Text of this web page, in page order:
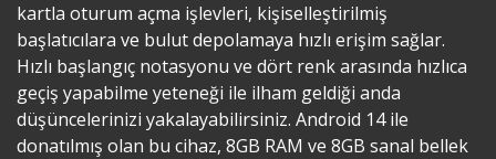
kartla oturum açma işlevleri, kişiselleştirilmiş
başlatıcılara ve bulut depolamaya hızlı erişim sağlar.
Hızlı başlangıç notasyonu ve dört renk arasında hızlıca
geçiş yapabilme yeteneği ile ilham geldiği anda
düşüncelerinizi yakalayabilirsiniz. Android 14 ile
donatılmış olan bu cihaz, 8GB RAM ve 8GB sanal bellek